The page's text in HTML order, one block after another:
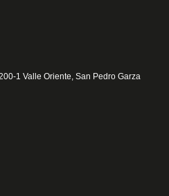
1 Valle Oriente, San Pedro Garza